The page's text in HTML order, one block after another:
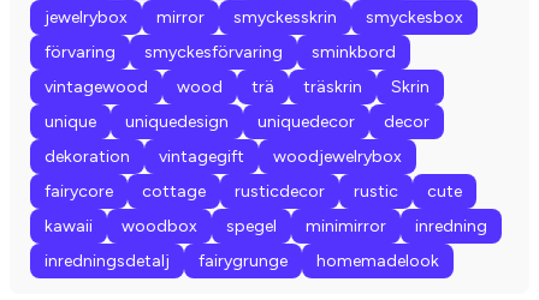
jewelrybox
mirror smyckesskrin
smyckesbox
förvaring
smyckesförvaring
sminkbord
vintagewood
wood trä träskrin
Skrin
unique
uniquedesign uniquedecor
decor
dekoration
vintagegift
woodjewelrybox
fairycore
cottage rusticdecor rustic
cute
kawaii
woodbox spegel minimirror
inredning
inredningsdetalj
fairygrunge homemadelook